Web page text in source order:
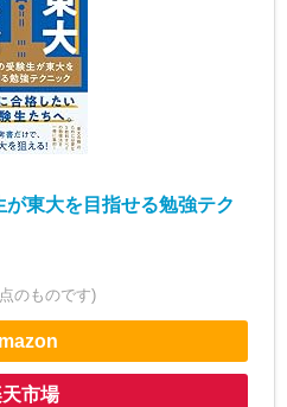
東大を目指せる勉強テク
のものです)
市場